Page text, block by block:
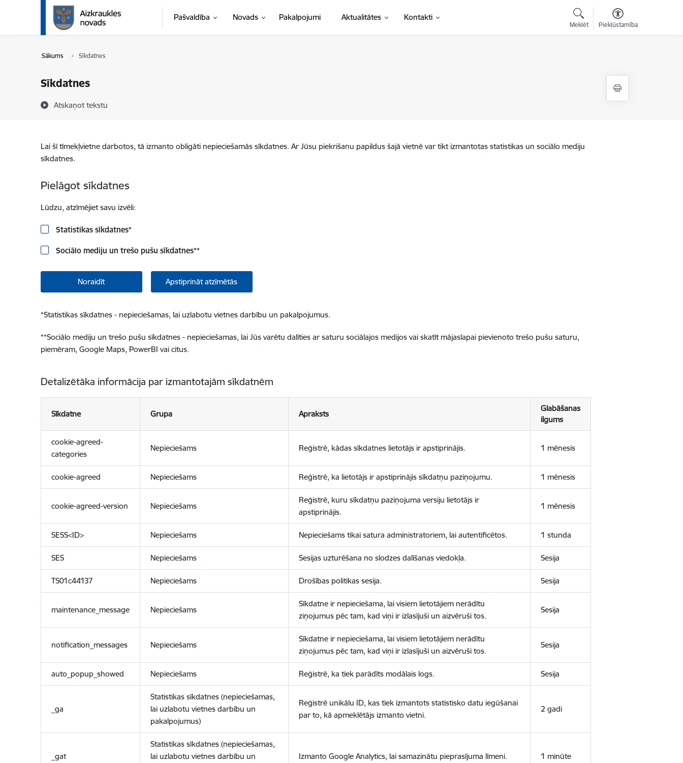
Pāriet uz lapas saturu
Pašvaldība Novads Pakalpojumi Aktualitātes Kontakti
Meklēt Piekļūstamība
Sākums Sīkdatnes
Sīkdatnes
Atskaņot tekstu
Lai šī tīmekļvietne darbotos, tā izmanto obligāti nepieciešamās sīkdatnes. Ar Jūsu piekrišanu papildus šajā vietnē var tikt izmantotas statistikas un sociālo mediju
sīkdatnes.
Pielāgot sīkdatnes
Lūdzu, atzīmējiet savu izvēli:
Statistikas sīkdatnes*
Sociālo mediju un trešo pušu sīkdatnes**
Noraidīt Apstiprināt atzīmētās
*Statistikas sīkdatnes - nepieciešamas, lai uzlabotu vietnes darbību un pakalpojumus.
**Sociālo mediju un trešo pušu sīkdatnes - nepieciešamas, lai Jūs varētu dalīties ar saturu sociālajos medijos vai skatīt mājaslapai pievienoto trešo pušu saturu,
piemēram, Google Maps, PowerBI vai citus.
Detalizētāka informācija par izmantotajām sīkdatnēm
Sīkdatne Grupa Apraksts
Glabāšanas
ilgums
cookie-agreed-
categories
Nepieciešams Reģistrē, kādas sīkdatnes lietotājs ir apstiprinājis. 1 mēnesis
cookie-agreed Nepieciešams Reģistrē, ka lietotājs ir apstiprinājis sīkdatņu paziņojumu. 1 mēnesis
cookie-agreed-version Nepieciešams
Reģistrē, kuru sīkdatņu paziņojuma versiju lietotājs ir
apstiprinājis.
1 mēnesis
SESS<ID> Nepieciešams Nepieciešams tikai satura administratoriem, lai autentificētos. 1 stunda
SES Nepieciešams Sesijas uzturēšana no slodzes dalīšanas viedokļa. Sesija
TS01c44137 Nepieciešams Drošības politikas sesija. Sesija
maintenance_message Nepieciešams
Sīkdatne ir nepieciešama, lai visiem lietotājiem nerādītu
ziņojumus pēc tam, kad viņi ir izlasījuši un aizvēruši tos.
Sesija
notification_messages Nepieciešams
Sīkdatne ir nepieciešama, lai visiem lietotājiem nerādītu
ziņojumus pēc tam, kad viņi ir izlasījuši un aizvēruši tos.
Sesija
auto_popup_showed Nepieciešams Reģistrē, ka tiek parādīts modālais logs. Sesija
_ga
Statistikas sīkdatnes (nepieciešamas,
lai uzlabotu vietnes darbību un
pakalpojumus)
Reģistrē unikālu ID, kas tiek izmantots statistisko datu iegūšanai
par to, kā apmeklētājs izmanto vietni.
2 gadi
_gat
Statistikas sīkdatnes (nepieciešamas,
lai uzlabotu vietnes darbību un
Izmanto Google Analytics, lai samazinātu pieprasījuma līmeni. 1 minūte